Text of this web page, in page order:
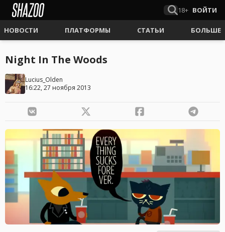
18+ ВОЙТИ
НОВОСТИ ПЛАТФОРМЫ СТАТЬИ БОЛЬШЕ
Night In The Woods
Lucius_Olden
16:22, 27 ноября 2013